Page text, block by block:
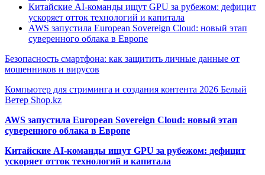
Китайские AI-команды ищут GPU за рубежом: дефицит
ускоряет отток технологий и капитала
AWS запустила European Sovereign Cloud: новый этап
суверенного облака в Европе
Безопасность смартфона: как защитить личные данные от
мошенников и вирусов
Компьютер для стриминга и создания контента 2026 Белый
Ветер Shop.kz
AWS запустила European Sovereign Cloud: новый этап
суверенного облака в Европе
Китайские AI-команды ищут GPU за рубежом: дефицит
ускоряет отток технологий и капитала